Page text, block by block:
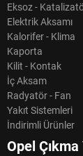
Eksoz -
Elektrik Aksamı
Kalorifer - Klima
Kaporta
Kilit - Kontak
İç Aksam
Radyatör - Fan
Yakıt Sistemleri
İndirimli Ürünler
Opel